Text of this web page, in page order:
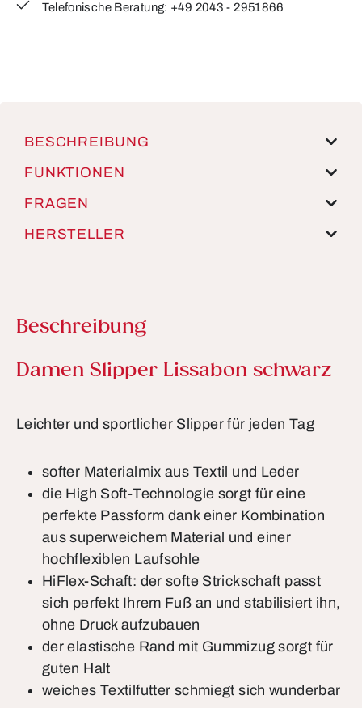
Telefonische Beratung: +49 2043 - 2951866
BESCHREIBUNG
FUNKTIONEN
FRAGEN
HERSTELLER
Beschreibung
Produktinformationen
Damen Slipper Lissabon schwarz
Leichter und sportlicher Slipper für jeden Tag
softer Materialmix aus Textil und Leder
die High Soft-Technologie sorgt für eine
perfekte Passform dank einer Kombination
aus superweichem Material und einer
hochflexiblen Laufsohle
HiFlex-Schaft: der softe Strickschaft passt
sich perfekt Ihrem Fuß an und stabilisiert ihn,
ohne Druck aufzubauen
der elastische Rand mit Gummizug sorgt für
guten Halt
weiches Textilfutter schmiegt sich wunderbar